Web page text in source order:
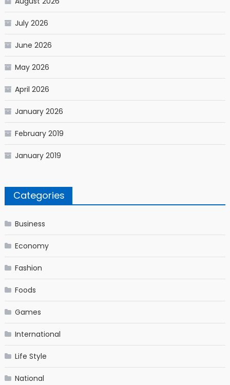
July 2026
June 2026
May 2026
April 2026
January 2026
February 2019
January 2019
Categories
Business
Economy
Fashion
Foods
Games
International
Life Style
National